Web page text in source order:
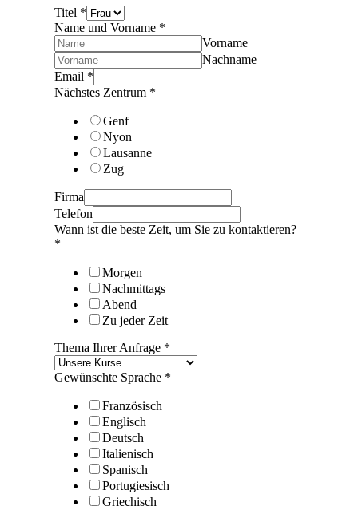
Titel *
Name und Vorname *
Vorname
Nachname
Email *
Nächstes Zentrum *
Genf
Nyon
Lausanne
Zug
Firma
Telefon
Wann ist die beste Zeit, um Sie zu kontaktieren?
*
Morgen
Nachmittags
Abend
Zu jeder Zeit
Thema Ihrer Anfrage *
Gewünschte Sprache *
Französisch
Englisch
Deutsch
Italienisch
Spanisch
Portugiesisch
Griechisch